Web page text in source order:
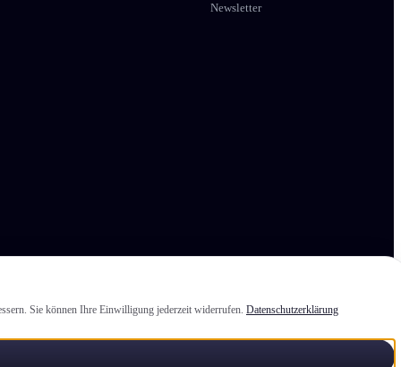
Sie können Ihre Einwilligung jederzeit widerrufen. Datenschutzerklärung
Newsletter